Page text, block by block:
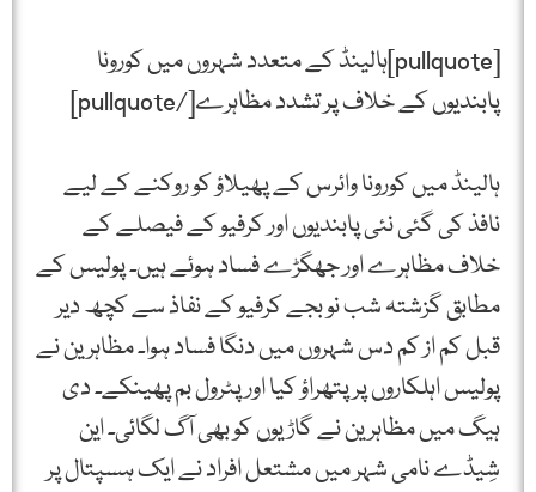
[pullquote]ہالینڈ کے متعدد شہروں میں کورونا
پابندیوں کے خلاف پر تشدد مظاہرے[/pullquote]
ہالینڈ میں کورونا وائرس کے پھیلاؤ کو روکنے کے لیے
نافذ کی گئی نئی پابندیوں اور کرفیو کے فیصلے کے
خلاف مظاہرے اور جھگڑے فساد ہوئے ہیں۔ پولیس کے
مطابق گزشتہ شب نو بجے کرفیو کے نفاذ سے کچھ دیر
قبل کم از کم دس شہروں میں دنگا فساد ہوا۔ مظاہرین نے
پولیس اہلکاروں پر پتھراؤ کیا اور پٹرول بم پھینکے۔ دی
ہیگ میں مظاہرین نے گاڑیوں کو بھی آگ لگائی۔ این
شِیڈے نامی شہر میں مشتعل افراد نے ایک ہسپتال پر